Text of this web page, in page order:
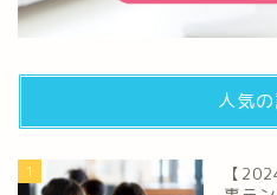
人気
1
【